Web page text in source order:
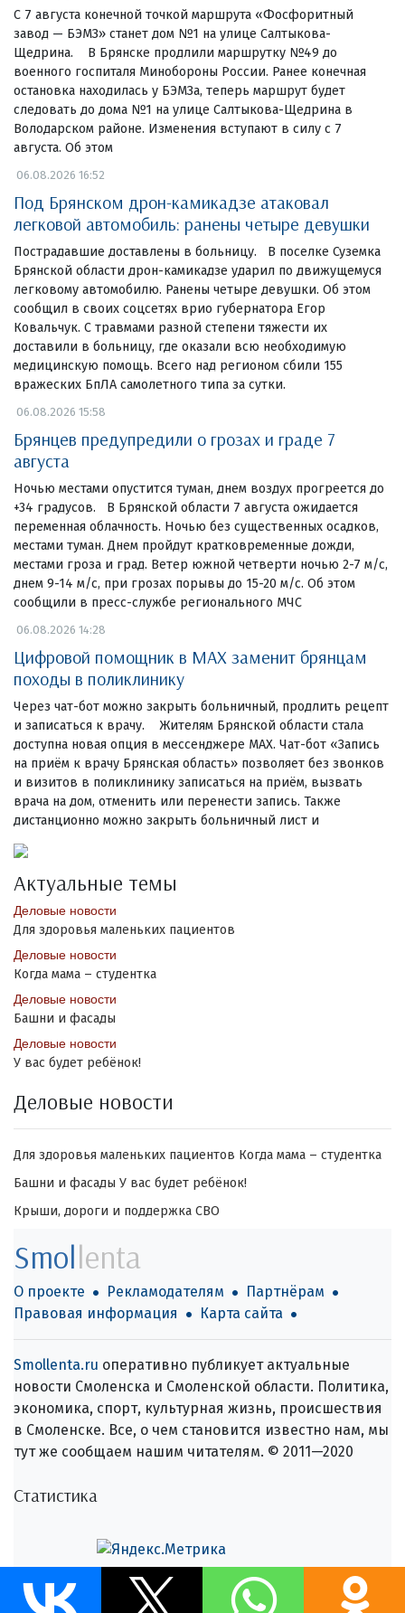
С 7 августа конечной точкой маршрута «Фосфоритный
завод — БЭМЗ» станет дом №1 на улице Салтыкова-
Щедрина. В Брянске продлили маршрутку №49 до
военного госпиталя Минобороны России. Ранее конечная
остановка находилась у БЭМЗа, теперь маршрут будет
следовать до дома №1 на улице Салтыкова-Щедрина в
Володарском районе. Изменения вступают в силу с 7
августа. Об этом
06.08.2026 16:52
Под Брянском дрон-камикадзе атаковал
легковой автомобиль: ранены четыре девушки
Пострадавшие доставлены в больницу. В поселке Суземка
Брянской области дрон-камикадзе ударил по движущемуся
легковому автомобилю. Ранены четыре девушки. Об этом
сообщил в своих соцсетях врио губернатора Егор
Ковальчук. С травмами разной степени тяжести их
доставили в больницу, где оказали всю необходимую
медицинскую помощь. Всего над регионом сбили 155
вражеских БпЛА самолетного типа за сутки.
06.08.2026 15:58
Брянцев предупредили о грозах и граде 7
августа
Ночью местами опустится туман, днем воздух прогреется до
+34 градусов. В Брянской области 7 августа ожидается
переменная облачность. Ночью без существенных осадков,
местами туман. Днем пройдут кратковременные дожди,
местами гроза и град. Ветер южной четверти ночью 2-7 м/с,
днем 9-14 м/с, при грозах порывы до 15-20 м/с. Об этом
сообщили в пресс-службе регионального МЧС
06.08.2026 14:28
Цифровой помощник в MAX заменит брянцам
походы в поликлинику
Через чат-бот можно закрыть больничный, продлить рецепт
и записаться к врачу. Жителям Брянской области стала
доступна новая опция в мессенджере MAX. Чат-бот «Запись
на приём к врачу Брянская область» позволяет без звонков
и визитов в поликлинику записаться на приём, вызвать
врача на дом, отменить или перенести запись. Также
дистанционно можно закрыть больничный лист и
Актуальные темы
Деловые новости
Для здоровья маленьких пациентов
Деловые новости
Когда мама – студентка
Деловые новости
Башни и фасады
Деловые новости
У вас будет ребёнок!
Деловые новости
Для здоровья маленьких пациентов Когда мама – студентка
Башни и фасады У вас будет ребёнок!
Крыши, дороги и поддержка СВО
Smollenta
О проекте Рекламодателям
Партнёрам
Правовая информация
Карта сайта
Smollenta.ru оперативно публикует актуальные
новости Смоленска и Смоленской области. Политика,
экономика, спорт, культурная жизнь, происшествия
в Смоленске. Все, о чем становится известно нам, мы
тут же сообщаем нашим читателям. © 2011—2020
Статистика